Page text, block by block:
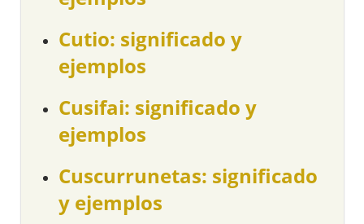
Cutio: significado y
ejemplos
Cusifai: significado y
ejemplos
Cuscurrunetas: significado
y ejemplos